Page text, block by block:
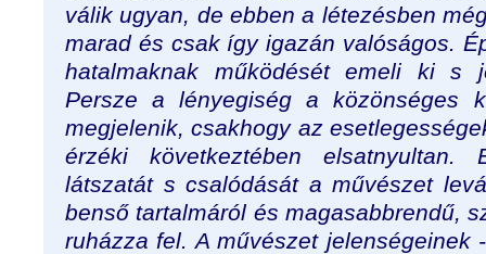
válik ugyan, de ebben a létezésben
marad és csak így igazán valóságos.
hatalmaknak működését emeli ki s
Persze a lényegiség a közönséges
megjelenik, csakhogy az
érzéki következtében
látszatát s csalódását a művészet
benső tartalmáról és magasabbrendű,
ruházza fel. A művészet jelenségeinek